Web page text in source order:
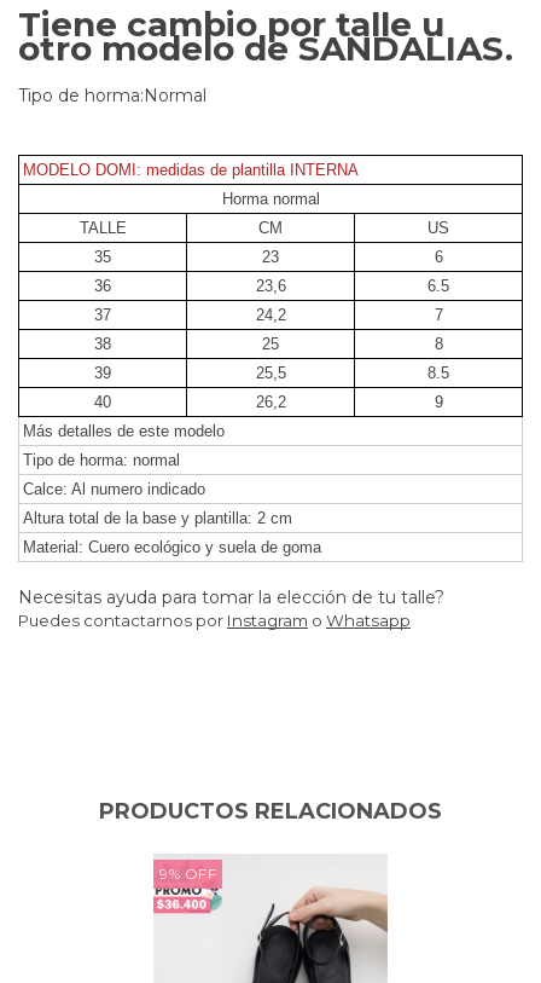
Tiene cambio por talle u
otro modelo de SANDALIAS.
Tipo de horma:Normal
MODELO DOMI: medidas de plantilla INTERNA
Horma normal
TALLE
CM
US
35
23
6
36
23,6
6.5
37
24,2
7
38
25
8
39
25,5
8.5
40
26,2
9
Más detalles de este modelo
Tipo de horma: normal
Calce: Al numero indicado
Altura total de la base y plantilla: 2 cm
Material: Cuero ecológico y suela de goma
Necesitas ayuda para tomar la elección de tu talle?
Puedes contactarnos por Instagram o Whatsapp
PRODUCTOS RELACIONADOS
9% OFF